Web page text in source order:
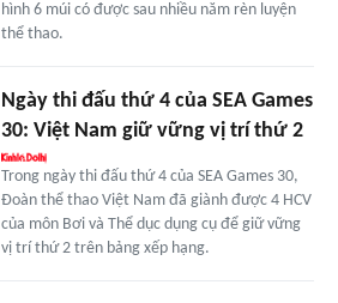
hình 6 múi có được sau nhiều năm rèn luyện
thể thao.
Ngày thi đấu thứ 4 của SEA Games
30: Việt Nam giữ vững vị trí thứ 2
Trong ngày thi đấu thứ 4 của SEA Games 30,
Đoàn thể thao Việt Nam đã giành được 4 HCV
của môn Bơi và Thể dục dụng cụ để giữ vững
vị trí thứ 2 trên bảng xếp hạng.